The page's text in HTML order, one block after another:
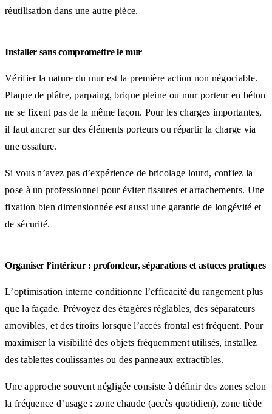
réutilisation dans une autre pièce.
Installer sans compromettre le mur
Vérifier la nature du mur est la première action non négociable.
Plaque de plâtre, parpaing, brique pleine ou mur porteur en béton
ne se fixent pas de la même façon. Pour les charges importantes,
il faut ancrer sur des éléments porteurs ou répartir la charge via
une ossature.
Si vous n’avez pas d’expérience de bricolage lourd, confiez la
pose à un professionnel pour éviter fissures et arrachements. Une
fixation bien dimensionnée est aussi une garantie de longévité et
de sécurité.
Organiser l’intérieur : profondeur, séparations et astuces pratiques
L’optimisation interne conditionne l’efficacité du rangement plus
que la façade. Prévoyez des étagères réglables, des séparateurs
amovibles, et des tiroirs lorsque l’accès frontal est fréquent. Pour
maximiser la visibilité des objets fréquemment utilisés, installez
des tablettes coulissantes ou des panneaux extractibles.
Une approche souvent négligée consiste à définir des zones selon
la fréquence d’usage : zone chaude (accès quotidien), zone tiède